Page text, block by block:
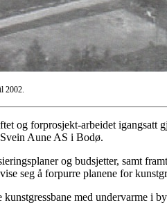
2002.
og forprosjekt-arbeidet igangsatt
Aune AS i Bodø.
og budsjetter, samt
seg å forpurre planene for
med undervarme i